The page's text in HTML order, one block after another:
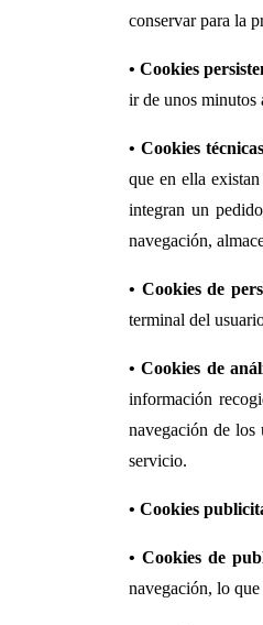
conservar para la
• Cookies
ir de unos minutos
• Cookies
que en ella
integran un
navegación,
• Cookies de
terminal del
• Cookies de
información
navegación de los
servicio.
• Cookies
• Cookies de
navegación, lo